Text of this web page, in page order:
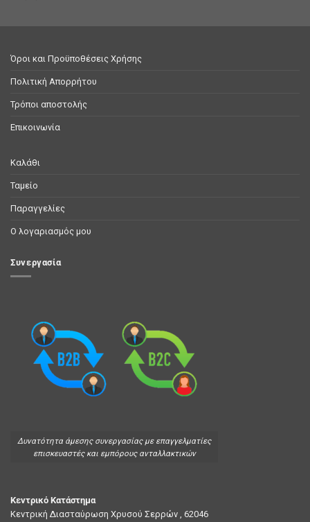
Όροι και Προϋποθέσεις Χρήσης
Πολιτική Απορρήτου
Τρόποι αποστολής
Επικοινωνία
Καλάθι
Ταμείο
Παραγγελίες
Ο λογαριασμός μου
Συνεργασία
Δυνατότητα άμεσης συνεργασίας με επαγγελματίες
επισκευαστές και εμπόρους ανταλλακτικών
Κεντρικό Κατάστημα
Κεντρική Διασταύρωση Χρυσού Σερρών , 62046